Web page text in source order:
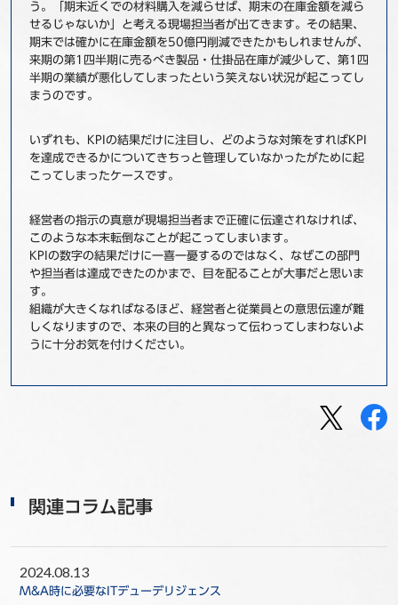
う。「期末近くでの材料購入を減らせば、期末の在庫金額を減ら
せるじゃないか」と考える現場担当者が出てきます。その結果、
期末では確かに在庫金額を50億円削減できたかもしれませんが、
来期の第1四半期に売るべき製品・仕掛品在庫が減少して、第1四
半期の業績が悪化してしまったという笑えない状況が起こってし
まうのです。
いずれも、KPIの結果だけに注目し、どのような対策をすればKPI
を達成できるかについてきちっと管理していなかったがために起
こってしまったケースです。
経営者の指示の真意が現場担当者まで正確に伝達されなければ、
このような本末転倒なことが起こってしまいます。
KPIの数字の結果だけに一喜一憂するのではなく、なぜこの部門
や担当者は達成できたのかまで、目を配ることが大事だと思いま
す。
組織が大きくなればなるほど、経営者と従業員との意思伝達が難
しくなりますので、本来の目的と異なって伝わってしまわないよ
うに十分お気を付けください。
関連コラム記事
2024.08.13
M&A時に必要なITデューデリジェンス